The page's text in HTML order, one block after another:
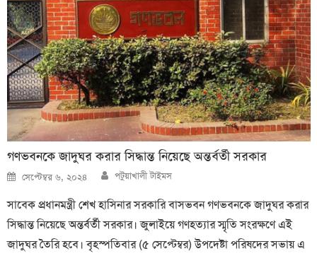
গণভবনকে জাদুঘর করার সিদ্ধান্ত নিয়েছে অন্তর্বর্তী সরকার
Posted
on
সেপ্টেম্বর ৬, ২০২৪ Author
পটুয়াখালী টাইমস
সাবেক প্রধানমন্ত্রী শেখ হাসিনার সরকারি বাসভবন গণভবনকে জাদুঘর করার
সিদ্ধান্ত নিয়েছে অন্তর্বর্তী সরকার। জুলাইয়ে গণহত্যার স্মৃতি সংরক্ষণে এই
জাদুঘর তৈরি হবে। বৃহস্পতিবার (৫ সেপ্টেম্বর) উপদেষ্টা পরিষদের সভায় এ